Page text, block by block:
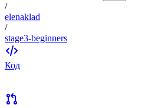
/
elenaklad
/
stage3-beginners
Код